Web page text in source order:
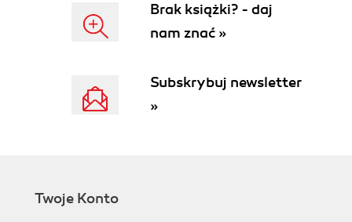
Brak książki? - daj
nam znać »
Subskrybuj newsletter
»
Twoje Konto